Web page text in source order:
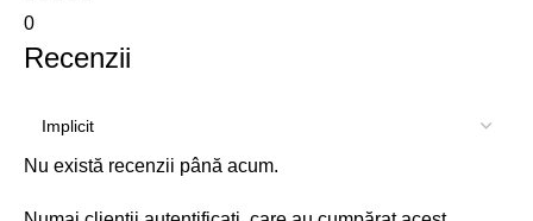
0
Recenzii
Nu există recenzii până acum.